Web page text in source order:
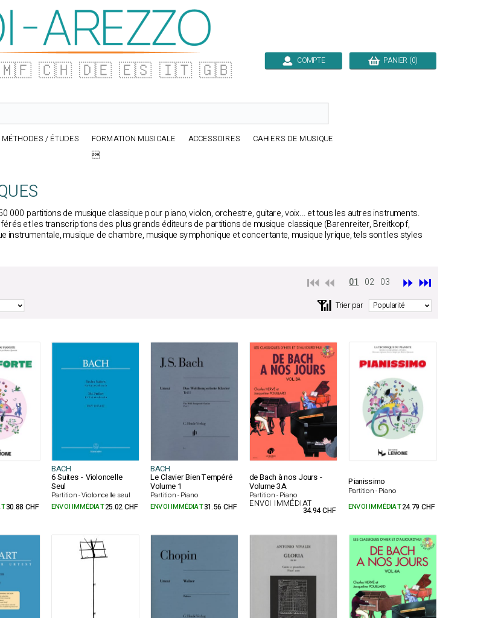
🇨🇭 🇩🇪 🇪🇸 🇮🇹 🇬🇧 COMPTE PANIER (0)
MÉTHODES / ÉTUDES FORMATION MUSICALE ACCESSOIRES
CAHIERS DE MUSIQUE

000 partitions de musique classique pour piano, violon, orchestre, guitare, voix... et tous les autres instruments.
et les transcriptions des plus grands éditeurs de partitions de musique classique (Barenreiter, Breitkopf,
instrumentale, musique de chambre, musique symphonique et concertante, musique lyrique, tels sont les styles
⏮️ ⏪ 01 02 03 ⏩ ⏭️
📶 Trier par
BACH BACH
6 Suites - Violoncelle
Seul
Partition - Violoncelle seul
Le Clavier Bien Tempéré
Volume 1
Partition - Piano
de Bach à nos Jours -
Volume 3A
Partition - Piano
Pianissimo
Partition - Piano
30.88 CHF ENVOI IMMÉDIAT25.02 CHF ENVOI IMMÉDIAT31.56 CHF ENVOI IMMÉDIAT
34.94 CHF ENVOI IMMÉDIAT24.79 CHF